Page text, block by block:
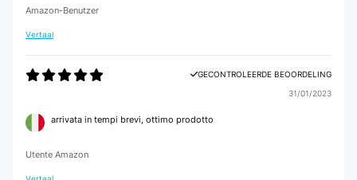
Amazon-Benutzer
Vertaal
GECONTROLEERDE BEOORDELING
31/01/2023
arrivata in tempi brevi, ottimo prodotto
Utente Amazon